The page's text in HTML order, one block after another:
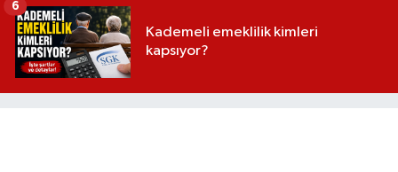
Kademeli emeklilik kimleri
kapsıyor?
6